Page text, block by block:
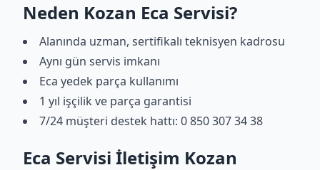
Neden Kozan Eca Servisi?
Alanında uzman, sertifikalı teknisyen kadrosu
Aynı gün servis imkanı
Eca yedek parça kullanımı
1 yıl işçilik ve parça garantisi
7/24 müşteri destek hattı: 0 850 307 34 38
Eca Servisi İletişim Kozan